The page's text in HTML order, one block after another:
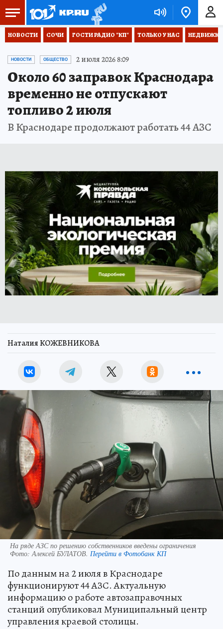
НОВОСТИ СОЧИ ГОСТИ РАДИО "КП" ТОЛЬКО У НАС НЕДВИЖКА
НОВОСТИ ОБЩЕСТВО 2 июля 2026 8:09
Около 60 заправок Краснодара
временно не отпускают
топливо 2 июля
В Краснодаре продолжают работать 44 АЗС
Наталия КОЖЕВНИКОВА
На ряде АЗС по решению собственников введены ограничения
Фото:Алексей БУЛАТОВ. Перейти в Фотобанк КП
По данным на 2 июля в Краснодаре
функционируют 44 АЗС. Актуальную
информацию о работе автозаправочных
станций опубликовал Муниципальный центр
управления краевой столицы.